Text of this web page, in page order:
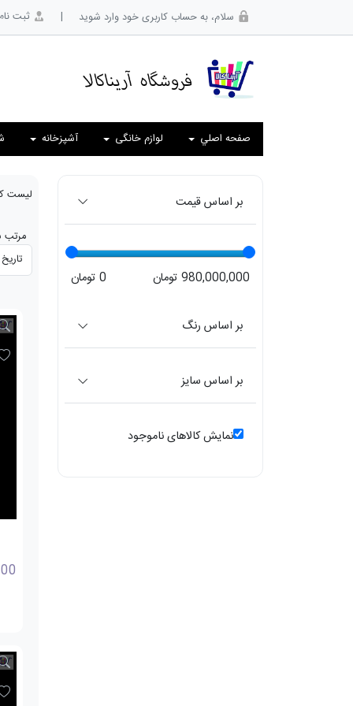
سلام، به حساب کاربری خود وارد شوید | ثبت
صفحه اصلي لوازم خانگی آشپزخانه
بر اساس قیمت
980,000,000 تومان 0 تومان
بر اساس رنگ
بر اساس سایز
نمایش کالاهای ناموجود
لیست
مرتب